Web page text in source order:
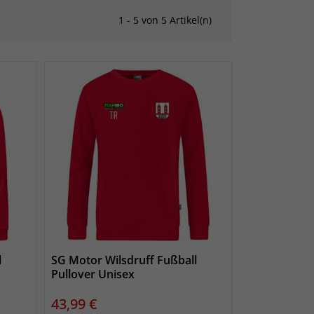
1 - 5 von 5 Artikel(n)
SG Motor Wilsdruff Fußball
Pullover Unisex
Preis
43,99 €